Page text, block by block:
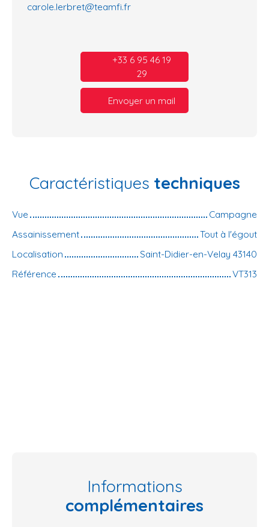
carole.lerbret@teamfi.fr
+33 6 95 46 19
29
Envoyer un mail
Caractéristiques techniques
Vue
Campagne
Assainissement
Tout à l'égout
Localisation
Saint-Didier-en-Velay 43140
Référence
VT313
Informations
complémentaires